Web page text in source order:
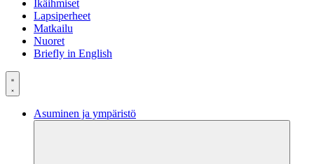
Ikäihmiset
Lapsiperheet
Matkailu
Nuoret
Briefly in English
Asuminen ja ympäristö